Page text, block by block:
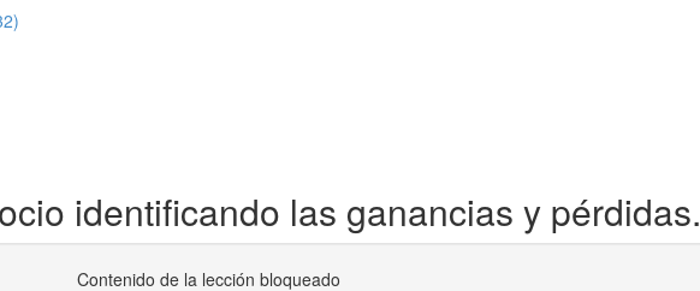
identificando las ganancias y pérdidas.
Contenido de la lección bloqueado